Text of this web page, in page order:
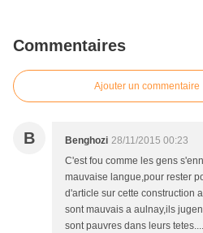
Commentaires
Ajouter un commentaire
B Benghozi 28/11/2015 00:23
C'est fou comme les gens
mauvaise langue,pour rester
d'article sur cette construction
sont mauvais a aulnay,ils
sont pauvres dans leurs